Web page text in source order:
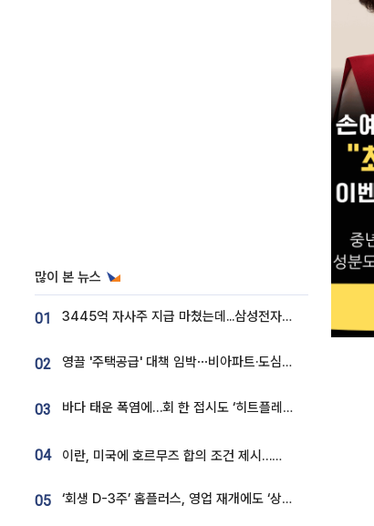
많이 본 뉴스
01 3445억 자사주 지급 마쳤는데...삼성전자 DX노조, 뒤늦은 '떼쓰기 집회'
02 영끌 '주택공급' 대책 임박⋯비아파트·도심복합까지 총동원
03 바다 태운 폭염에…회 한 접시도 ‘히트플레이션’
04 이란, 미국에 호르무즈 합의 조건 제시…美 “경기 아직 안 끝나” [종합]
05 ‘회생 D-3주’ 홈플러스, 영업 재개에도 ‘상품 공급망’ 복구가 생존 관건